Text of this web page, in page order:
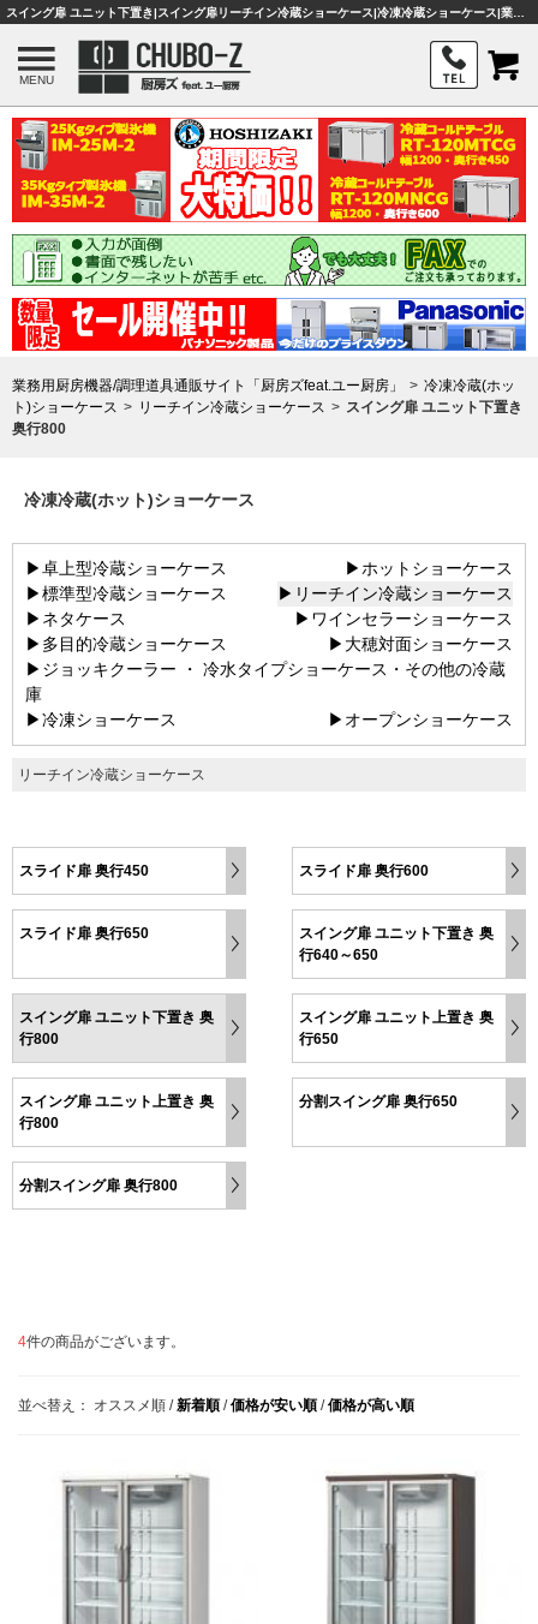
MENU
業務用厨房機器/調理道具通販サイト「厨房ズfeat.ユー厨房」
冷凍冷蔵(ホッ
ト)ショーケース
リーチイン冷蔵ショーケース
スイング扉 ユニット下置き
奥行800
冷凍冷蔵(ホット)ショーケース
▶卓上型冷蔵ショーケース
▶ホットショーケース
▶標準型冷蔵ショーケース
▶リーチイン冷蔵ショーケース
▶ネタケース
▶ワインセラーショーケース
▶多目的冷蔵ショーケース
▶大穂対面ショーケース
▶ジョッキクーラー ・ 冷水タイプショーケース・その他の冷蔵
庫
▶冷凍ショーケース
▶オープンショーケース
リーチイン冷蔵ショーケース
スライド扉 奥行450 スライド扉 奥行600
スライド扉 奥行650
スイング扉 ユニット下置き 奥
行640～650
スイング扉 ユニット下置き 奥
行800
スイング扉 ユニット上置き 奥
行650
スイング扉 ユニット上置き 奥
行800
分割スイング扉 奥行650
分割スイング扉 奥行800
4件の商品がございます。
並べ替え： オススメ順 /新着順 /価格が安い順 /価格が高い順